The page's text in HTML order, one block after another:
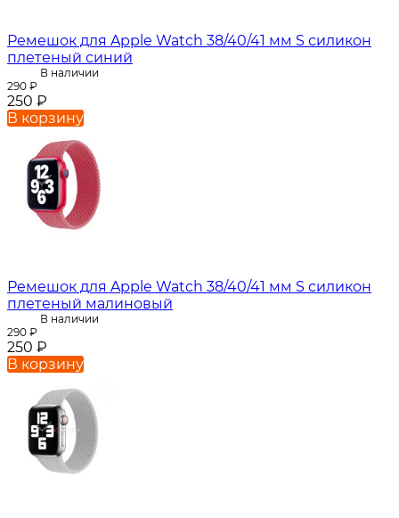
Ремешок для Apple Watch 38/40/41 мм S силикон
плетеный синий
В наличии
290 ₽
250 ₽
В корзину
Ремешок для Apple Watch 38/40/41 мм S силикон
плетеный малиновый
В наличии
290 ₽
250 ₽
В корзину